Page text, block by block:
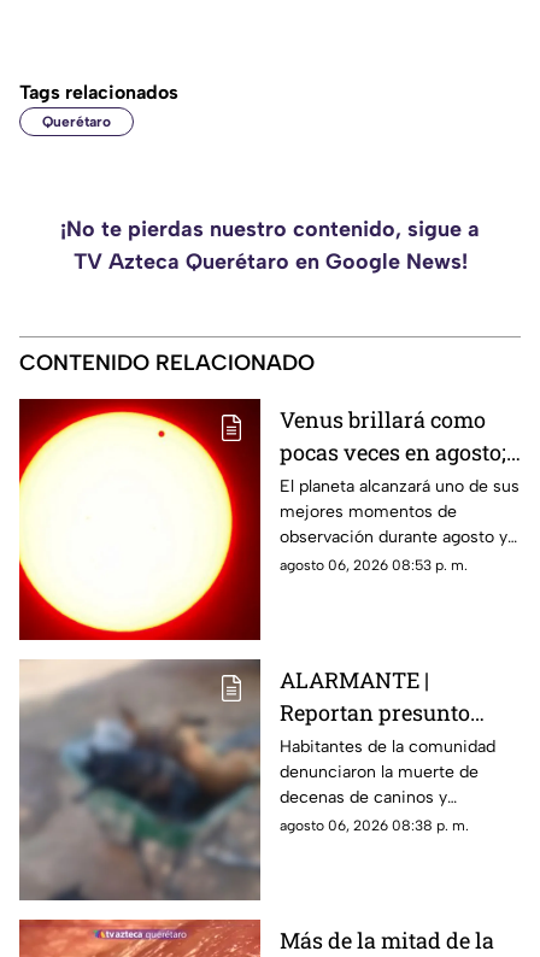
Tags relacionados
Querétaro
¡No te pierdas nuestro contenido, sigue a
TV Azteca Querétaro en Google News!
CONTENIDO RELACIONADO
Venus brillará como
pocas veces en agosto;
a esta hora podrás
verlo durante este mes
El planeta alcanzará uno de sus
mejores momentos de
observación durante agosto y
podrá distinguirse sin
agosto 06, 2026 08:53 p. m.
ALARMANTE |
Reportan presunto
env3nen4miento de al
menos 23 perros en
esta zona de Querétaro:
IMAGENES SENSIBLES
Habitantes de la comunidad
denunciaron la muerte de
decenas de caninos y
solicitaron que se esclarezcan
agosto 06, 2026 08:38 p. m.
Más de la mitad de la